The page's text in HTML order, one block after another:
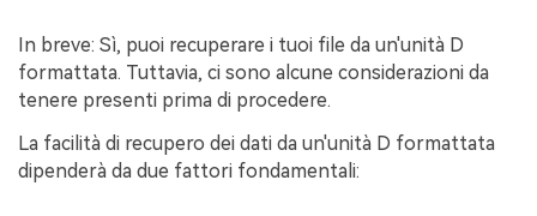
In breve: Sì, puoi recuperare i tuoi file da un'unità D
formattata. Tuttavia, ci sono alcune considerazioni da
tenere presenti prima di procedere.
La facilità di recupero dei dati da un'unità D formattata
dipenderà da due fattori fondamentali: